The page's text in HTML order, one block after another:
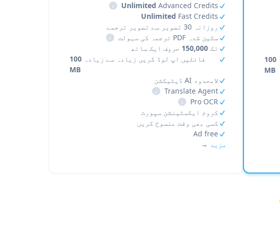
100
MB
Unlimited Advanced Credits
i
Unlimited Fast Credits
روزانہ 30 تصویر سے تصویر ترجمے
سکین شدہ PDF ترجمہ کی سہولت
i
تک 150,000 حروف ایک ساتھ
فائلیں اپ لوڈ کریں زیادہ سے زیادہ 100
MB
لامحدود AI ڈیٹیکشن
Translate Agent
i
Pro OCR
i
کروم ایکسٹینشن سپورٹ
کسی بھی وقت منسوخ کریں
Ad free
مزید →